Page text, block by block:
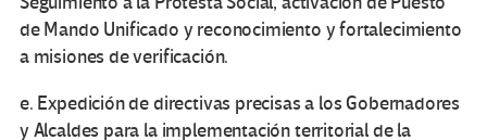
de Mando Unificado y reconocimiento y fortalecimiento
a misiones de verificación.
e. Expedición de directivas precisas a los Gobernadores
y Alcaldes para la implementación territorial de la